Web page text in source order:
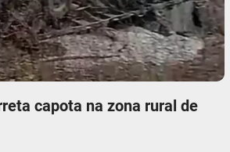
capota na zona rural de